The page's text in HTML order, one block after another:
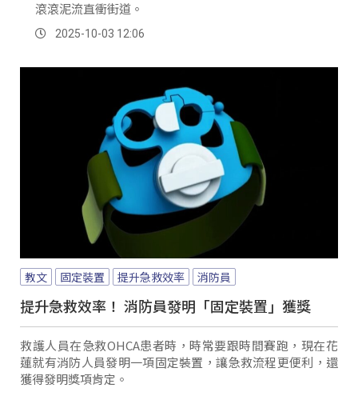
滾滾泥流直衝街道。
2025-10-03 12:06
教文 固定裝置 提升急救效率 消防員
提升急救效率！ 消防員發明「固定裝置」獲獎
救護人員在急救OHCA患者時，時常要跟時間賽跑，現在花
蓮就有消防人員發明一項固定裝置，讓急救流程更便利，還
獲得發明獎項肯定。